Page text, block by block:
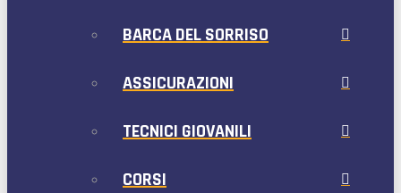
BARCA DEL SORRISO
ASSICURAZIONI
TECNICI GIOVANILI
CORSI